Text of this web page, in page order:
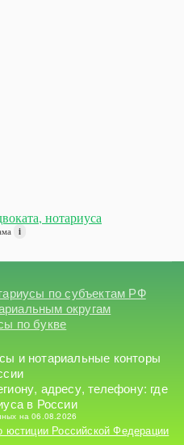
нотариуса
i
по субъектам РФ
округам
по букве
и нотариальные конторы
адресу, телефону: где
в России
на 06.08.2026
юстиции Российской Федерации